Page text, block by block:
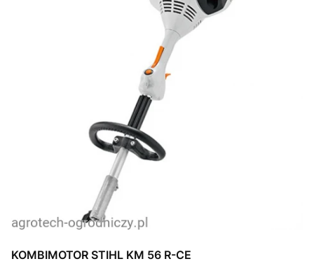
KOMBIMOTOR STIHL KM 56 R-CE